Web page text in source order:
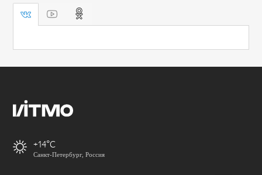
+14
Санкт-Петербург, Россия